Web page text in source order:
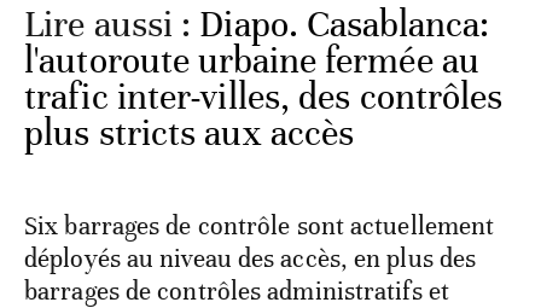
Lire aussi : Diapo. Casablanca:
l'autoroute urbaine fermée au
trafic inter-villes, des contrôles
plus stricts aux accès
Six barrages de contrôle sont actuellement
déployés au niveau des accès, en plus des
barrages de contrôles administratifs et